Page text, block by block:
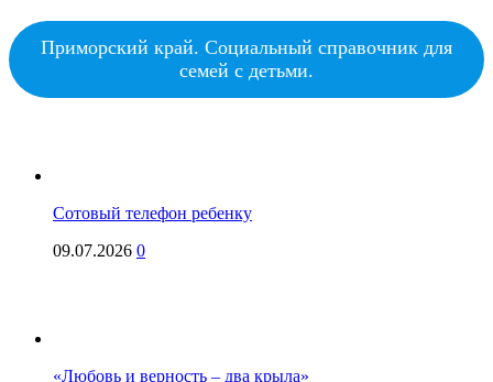
Приморский край. Социальный справочник для
семей с детьми.
Сотовый телефон ребенку
09.07.2026 0
«Любовь и верность – два крыла»